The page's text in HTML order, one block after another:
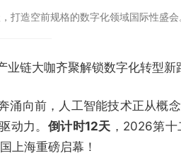
打造空前规格的数字化领域国际性盛会
业链大咖齐聚解锁数字化转型新
涌向前，人工智能技术正从概
动力。 倒计时12天 ，2026第
上海重磅启幕！